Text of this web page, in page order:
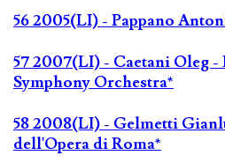
56 2005(LI) - Pappano
57 2007(LI) - Caetani Oleg
Symphony Orchestra*
58 2008(LI) - Gelmetti
dell'Opera di Roma*